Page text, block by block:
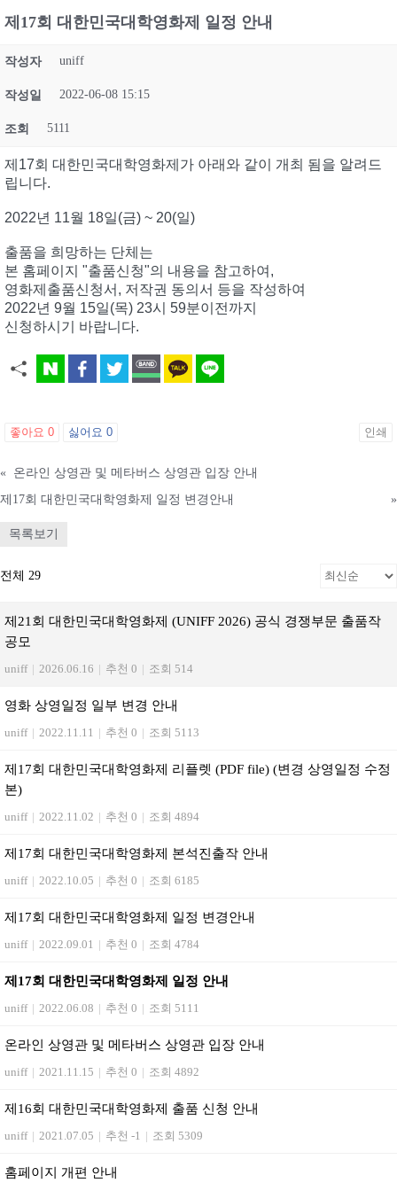
제17회 대한민국대학영화제 일정 안내
작성자 uniff
작성일 2022-06-08 15:15
조회 5111
제17회 대한민국대학영화제가 아래와 같이 개최 됨을 알려드
립니다.
2022년 11월 18일(금) ~ 20(일)
출품을 희망하는 단체는
본 홈페이지 "출품신청"의 내용을 참고하여,
영화제출품신청서, 저작권 동의서 등을 작성하여
2022년 9월 15일(목) 23시 59분이전까지
신청하시기 바랍니다.
좋아요 0 싫어요 0 인쇄
« 온라인 상영관 및 메타버스 상영관 입장 안내
제17회 대한민국대학영화제 일정 변경안내
»
목록보기
전체 29
제21회 대한민국대학영화제 (UNIFF 2026) 공식 경쟁부문 출품작
공모
uniff | 2026.06.16 | 추천 0 | 조회 514
영화 상영일정 일부 변경 안내
uniff | 2022.11.11 | 추천 0 | 조회 5113
제17회 대한민국대학영화제 리플렛 (PDF file) (변경 상영일정 수정
본)
uniff | 2022.11.02 | 추천 0 | 조회 4894
제17회 대한민국대학영화제 본석진출작 안내
uniff | 2022.10.05 | 추천 0 | 조회 6185
제17회 대한민국대학영화제 일정 변경안내
uniff | 2022.09.01 | 추천 0 | 조회 4784
제17회 대한민국대학영화제 일정 안내
uniff | 2022.06.08 | 추천 0 | 조회 5111
온라인 상영관 및 메타버스 상영관 입장 안내
uniff | 2021.11.15 | 추천 0 | 조회 4892
제16회 대한민국대학영화제 출품 신청 안내
uniff | 2021.07.05 | 추천 -1 | 조회 5309
홈페이지 개편 안내